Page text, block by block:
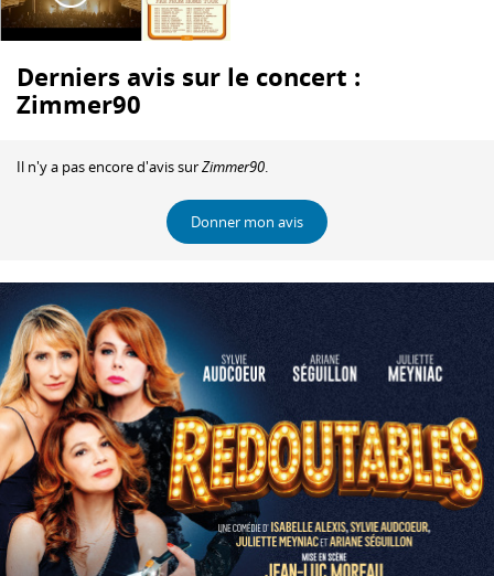
Derniers avis sur le concert :
Zimmer90
Il n'y a pas encore d'avis surZimmer90.
Donner mon avis